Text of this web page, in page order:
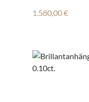
Regulärer Preis:
1.580,00 €